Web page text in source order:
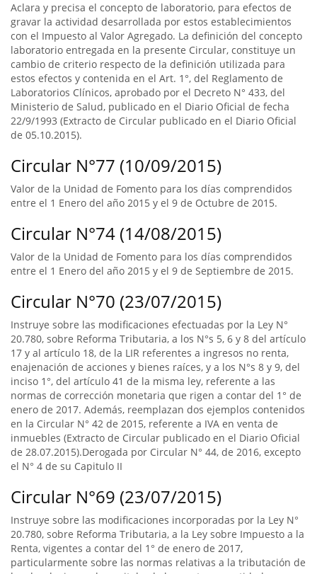
Aclara y precisa el concepto de laboratorio, para efectos de
gravar la actividad desarrollada por estos establecimientos
con el Impuesto al Valor Agregado. La definición del concepto
laboratorio entregada en la presente Circular, constituye un
cambio de criterio respecto de la definición utilizada para
estos efectos y contenida en el Art. 1°, del Reglamento de
Laboratorios Clínicos, aprobado por el Decreto N° 433, del
Ministerio de Salud, publicado en el Diario Oficial de fecha
22/9/1993 (Extracto de Circular publicado en el Diario Oficial
de 05.10.2015).
Circular N°77 (10/09/2015)
Valor de la Unidad de Fomento para los días comprendidos
entre el 1 Enero del año 2015 y el 9 de Octubre de 2015.
Circular N°74 (14/08/2015)
Valor de la Unidad de Fomento para los días comprendidos
entre el 1 Enero del año 2015 y el 9 de Septiembre de 2015.
Circular N°70 (23/07/2015)
Instruye sobre las modificaciones efectuadas por la Ley N°
20.780, sobre Reforma Tributaria, a los N°s 5, 6 y 8 del artículo
17 y al artículo 18, de la LIR referentes a ingresos no renta,
enajenación de acciones y bienes raíces, y a los N°s 8 y 9, del
inciso 1°, del artículo 41 de la misma ley, referente a las
normas de corrección monetaria que rigen a contar del 1° de
enero de 2017. Además, reemplazan dos ejemplos contenidos
en la Circular N° 42 de 2015, referente a IVA en venta de
inmuebles (Extracto de Circular publicado en el Diario Oficial
de 28.07.2015).Derogada por Circular N° 44, de 2016, excepto
el N° 4 de su Capitulo II
Circular N°69 (23/07/2015)
Instruye sobre las modificaciones incorporadas por la Ley N°
20.780, sobre Reforma Tributaria, a la Ley sobre Impuesto a la
Renta, vigentes a contar del 1° de enero de 2017,
particularmente sobre las normas relativas a la tributación de